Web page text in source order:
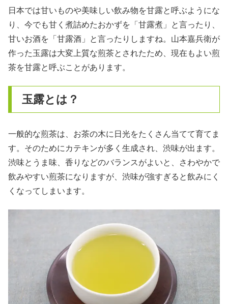
日本では甘いものや美味しい飲み物を甘露と呼ぶようにな
り、今でも甘く煮詰めたおかずを「甘露煮」と言ったり、
甘いお酒を「甘露酒」と言ったりしますね。山本嘉兵衛が
作った玉露は大変上質な煎茶とされたため、現在もよい煎
茶を甘露と呼ぶことがあります。
玉露とは？
一般的な煎茶は、お茶の木に日光をたくさん当てて育てま
す。そのためにカテキンが多く生成され、渋味が出ます。
渋味とうま味、香りなどのバランスがよいと、さわやかで
飲みやすい煎茶になりますが、渋味が強すぎると飲みにく
くなってしまいます。